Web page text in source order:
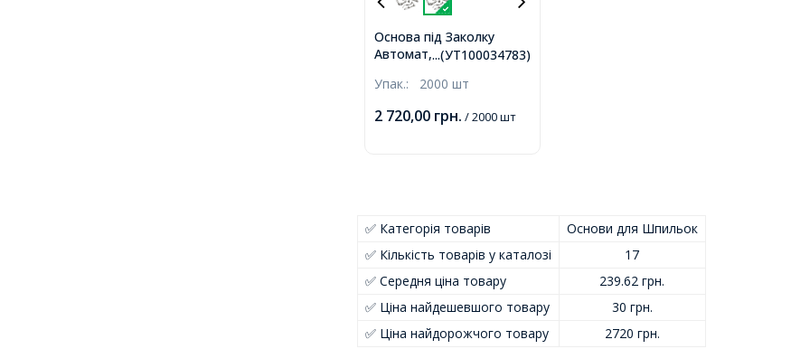
...(УТ100034783)
Основа під Заколку
Автомат, Залізо,
Упак.: 2000 шт
2 720,00 грн. / 2000 шт
✅ Категорія товарів
Основи для Шпильок
✅ Кількість товарів у каталозі
17
✅ Середня ціна товару
239.62 грн.
✅ Ціна найдешевшого товару
30 грн.
✅ Ціна найдорожчого товару
2720 грн.